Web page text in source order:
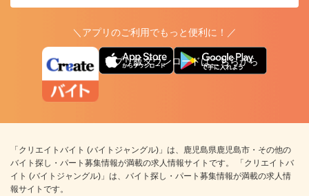
＼アプリのご利用でもっと便利に！／
アプリ版ダウンロードはこちらから
「クリエイトバイト (バイトジャングル)」は、鹿児島県鹿児島市・その他の
バイト探し・パート募集情報が満載の求人情報サイトです。 「クリエイトバ
イト (バイトジャングル)」は、バイト探し・パート募集情報が満載の求人情
報サイトです。